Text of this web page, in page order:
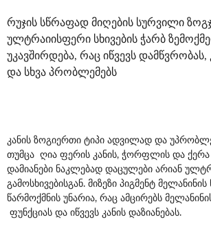
რუჯის სწრაფად მიღების სურვილი
ულტრაიისფერი სხივების ჭარბ
უკავშირდება, რაც იწვევს
და სხვა პრობლემებს
კანის ზოგიერთი ტიპი ადვილად და
თუმცა ღია ფერის კანის, ჭორფლის და ქერა
დამიანები ნაკლებად დაცულები არიან
გამოსხივებისგან. მიზეზი პიგმენტ
წარმოქმნის უნარია, რაც ამცირებს
ფუნქციას და იწვევს კანის დაზიანებას.